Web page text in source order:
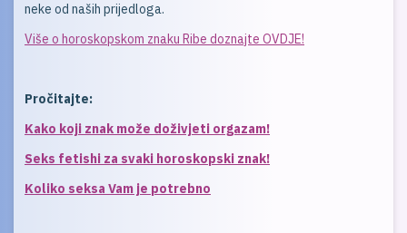
neke od naših prijedloga.
Više o horoskopskom znaku Ribe doznajte OVDJE!
Pročitajte:
Kako koji znak može doživjeti orgazam!
Seks fetishi za svaki horoskopski znak!
Koliko seksa Vam je potrebno